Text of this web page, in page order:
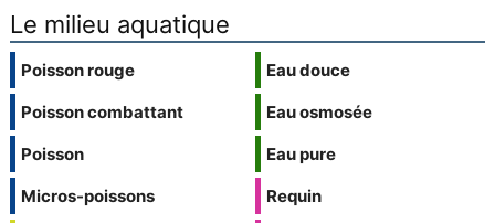
Le milieu aquatique
Poisson rouge
Poisson combattant
Poisson
Micros-poissons
Eau douce
Eau osmosée
Eau pure
Requin